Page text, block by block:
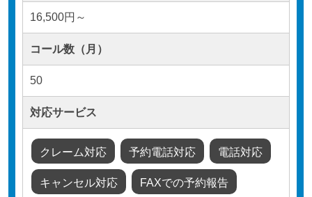
16,500円～
コール数（月）
50
対応サービス
クレーム対応 予約電話対応 電話対応
キャンセル対応 FAXでの予約報告